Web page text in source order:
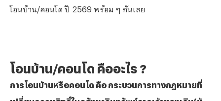
โอนบ้าน/คอนโด ปี 2569 พร้อม ๆ กันเลย
โอนบ้าน/คอนโด คืออะไร ?
การโอนบ้านหรือคอนโด คือ กระบวนการทางกฎหมายที่